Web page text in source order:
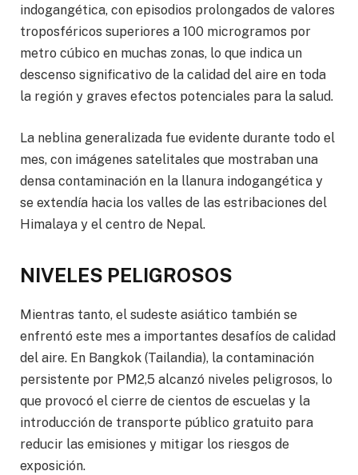
indogangética, con episodios prolongados de valores
troposféricos superiores a 100 microgramos por
metro cúbico en muchas zonas, lo que indica un
descenso significativo de la calidad del aire en toda
la región y graves efectos potenciales para la salud.
La neblina generalizada fue evidente durante todo el
mes, con imágenes satelitales que mostraban una
densa contaminación en la llanura indogangética y
se extendía hacia los valles de las estribaciones del
Himalaya y el centro de Nepal.
NIVELES PELIGROSOS
Mientras tanto, el sudeste asiático también se
enfrentó este mes a importantes desafíos de calidad
del aire. En Bangkok (Tailandia), la contaminación
persistente por PM2,5 alcanzó niveles peligrosos, lo
que provocó el cierre de cientos de escuelas y la
introducción de transporte público gratuito para
reducir las emisiones y mitigar los riesgos de
exposición.